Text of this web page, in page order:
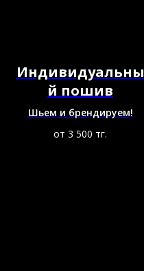
Индивидуальны
й пошив
Шьем и брендируем!
от 3 500 тг.